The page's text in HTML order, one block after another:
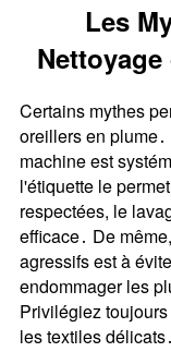
Les
Certains mythes
oreillers en
machine est
l'étiquette le
respectées, le
efficace․ De
agressifs est à
endommager les
Privilégiez
les textiles délicats․